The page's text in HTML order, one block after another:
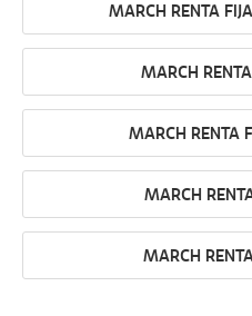
MARCH RENTA
MARCH
MARCH RENTA
MARCH
MARCH